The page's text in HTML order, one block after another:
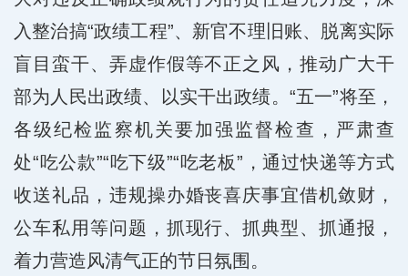
入整治搞“政绩工程”、新官不理旧账、脱离实际
盲目蛮干、弄虚作假等不正之风，推动广大干
部为人民出政绩、以实干出政绩。“五一”将至，
各级纪检监察机关要加强监督检查，严肃查
处“吃公款”“吃下级”“吃老板”，通过快递等方式
收送礼品，违规操办婚丧喜庆事宜借机敛财，
公车私用等问题，抓现行、抓典型、抓通报，
着力营造风清气正的节日氛围。